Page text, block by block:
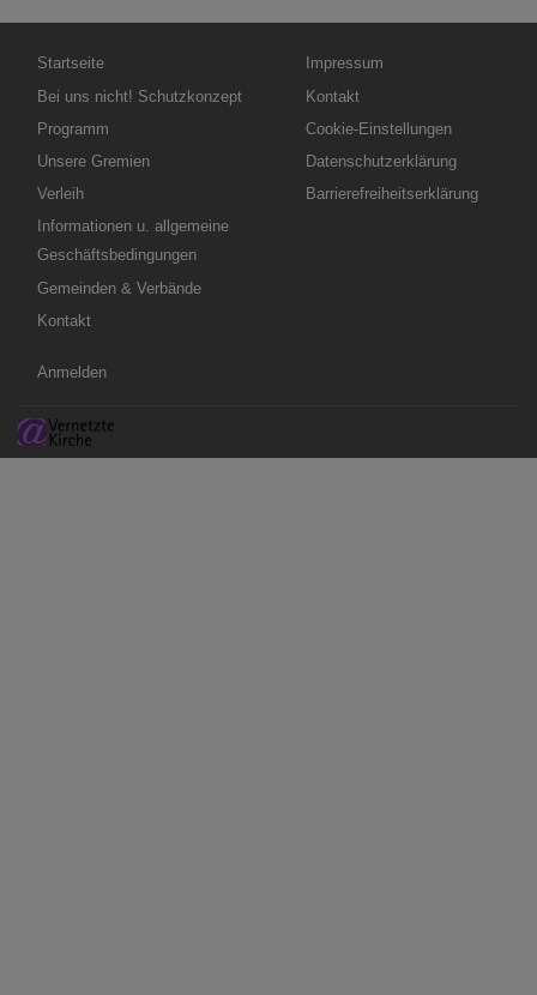
Hauptnavigation
Startseite
Bei uns nicht! Schutzkonzept
Programm
Unsere Gremien
Verleih
Informationen u. allgemeine
Geschäftsbedingungen
Gemeinden & Verbände
Kontakt
Fußbereichsmenü
Impressum
Kontakt
Cookie-Einstellungen
Datenschutzerklärung
Barrierefreiheitserklärung
Benutzermenü
Anmelden